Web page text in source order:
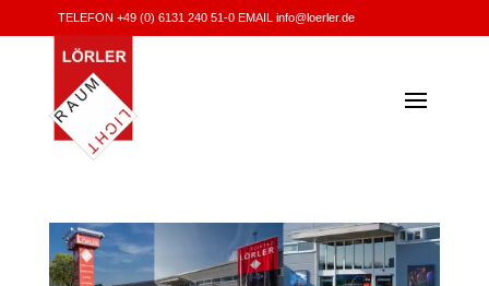
TELEFON +49 (0) 6131 240 51-0EMAIL info@loerler.de